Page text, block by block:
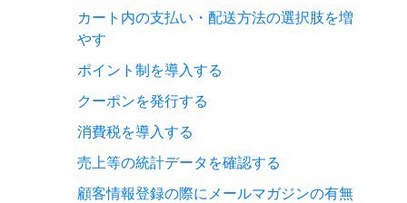
カート内の支払い・配送方法の選択肢を増
やす
ポイント制を導入する
クーポンを発行する
消費税を導入する
売上等の統計データを確認する
顧客情報登録の際にメールマガジンの有無